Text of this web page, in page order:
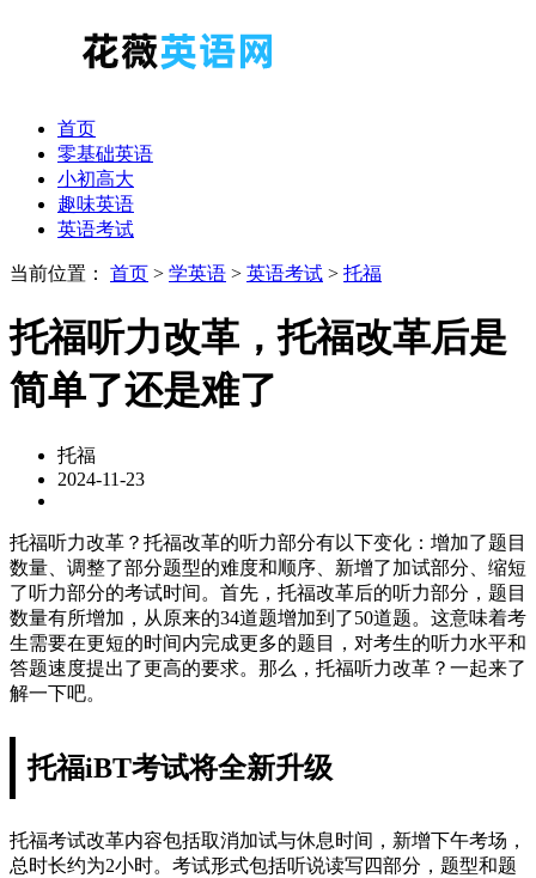
首页
零基础英语
小初高大
趣味英语
英语考试
当前位置： 首页 > 学英语 > 英语考试 > 托福
托福听力改革，托福改革后是
简单了还是难了
托福
2024-11-23
托福听力改革？托福改革的听力部分有以下变化：增加了题目
数量、调整了部分题型的难度和顺序、新增了加试部分、缩短
了听力部分的考试时间。首先，托福改革后的听力部分，题目
数量有所增加，从原来的34道题增加到了50道题。这意味着考
生需要在更短的时间内完成更多的题目，对考生的听力水平和
答题速度提出了更高的要求。那么，托福听力改革？一起来了
解一下吧。
托福iBT考试将全新升级
托福考试改革内容包括取消加试与休息时间，新增下午考场，
总时长约为2小时。考试形式包括听说读写四部分，题型和题